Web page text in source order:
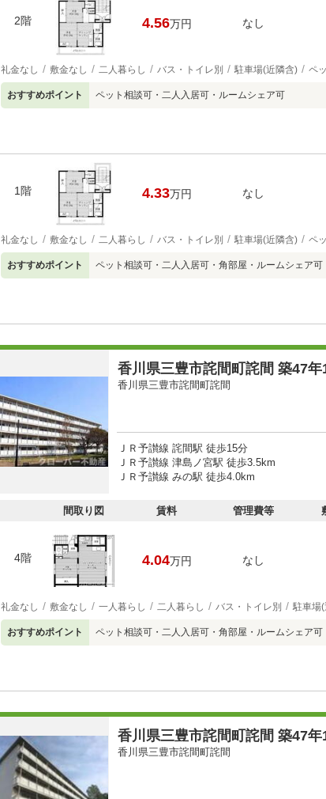
2階 4.56万円 なし
礼金なし 敷金なし 二人暮らし バス・トイレ別 駐車場(近隣含) ペ
おすすめポイント ペット相談可・二人入居可・ルームシェア可
1階 4.33万円 なし
礼金なし 敷金なし 二人暮らし バス・トイレ別 駐車場(近隣含) ペ
おすすめポイント ペット相談可・二人入居可・角部屋・ルームシェア可
香川県三豊市詫間町詫間 築47
香川県三豊市詫間町詫間
ＪＲ予讃線 詫間駅 徒歩15分
ＪＲ予讃線 津島ノ宮駅 徒歩3.5km
ＪＲ予讃線 みの駅 徒歩4.0km
間取り図 賃料 管理費等
4階 4.04万円 なし
礼金なし 敷金なし 一人暮らし 二人暮らし バス・トイレ別 駐車場
おすすめポイント ペット相談可・二人入居可・角部屋・ルームシェア可
香川県三豊市詫間町詫間 築47
香川県三豊市詫間町詫間